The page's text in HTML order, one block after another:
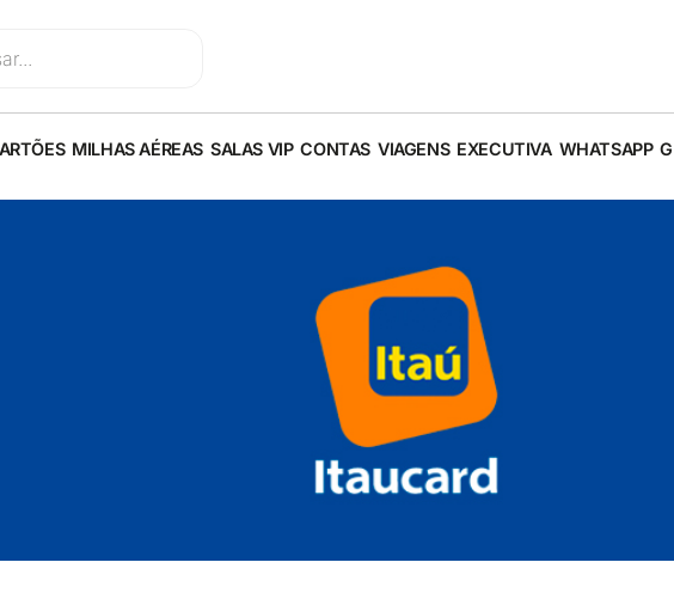
MILHAS AÉREAS SALAS VIP CONTAS VIAGENS EXECUTIVA WHATSAPP